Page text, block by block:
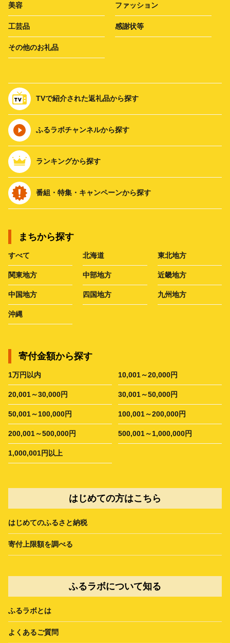
美容 ファッション
工芸品 感謝状等
その他のお礼品
TVで紹介された返礼品から探す
ふるラボチャンネルから探す
ランキングから探す
番組・特集・キャンペーンから探す
まちから探す
すべて 北海道 東北地方
関東地方 中部地方 近畿地方
中国地方 四国地方 九州地方
沖縄
寄付金額から探す
1万円以内 10,001～20,000円
20,001～30,000円 30,001～50,000円
50,001～100,000円 100,001～200,000円
200,001～500,000円 500,001～1,000,000円
1,000,001円以上
はじめての方はこちら
はじめてのふるさと納税
寄付上限額を調べる
ふるラボについて知る
ふるラボとは
よくあるご質問